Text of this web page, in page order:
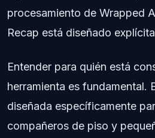
procesamiento de Wrapped
Recap está diseñado
Entender para quién está
herramienta es fundamental.
diseñada específicamente
compañeros de piso y